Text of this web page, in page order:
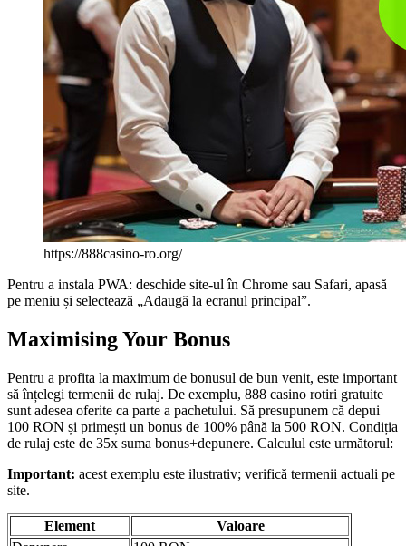
https://888casino-ro.org/
Pentru a instala PWA: deschide site-ul în Chrome sau Safari, apasă
pe meniu și selectează „Adaugă la ecranul principal”.
Maximising Your Bonus
Pentru a profita la maximum de bonusul de bun venit, este important
să înțelegi termenii de rulaj. De exemplu, 888 casino rotiri gratuite
sunt adesea oferite ca parte a pachetului. Să presupunem că depui
100 RON și primești un bonus de 100% până la 500 RON. Condiția
de rulaj este de 35x suma bonus+depunere. Calculul este următorul:
Important: acest exemplu este ilustrativ; verifică termenii actuali pe
site.
Element
Valoare